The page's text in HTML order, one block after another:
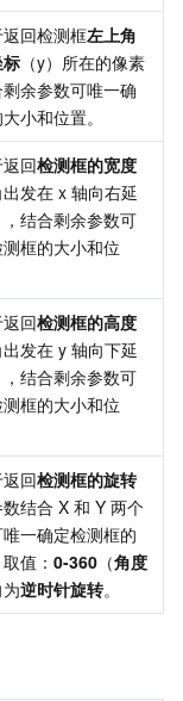
回检测框左上角
（y）所在的像素
余参数可唯一确
小和位置。
回检测框的宽度
出发在 x 轴向右延
结合剩余参数可
框的大小和位
回检测框的高度
出发在 y 轴向下延
结合剩余参数可
框的大小和位
回检测框的旋转
数结合 X 和 Y 两个
一确定检测框的
值： 0-360 （角度
逆时针旋转。